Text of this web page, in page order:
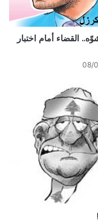
القضاء أمام اختبار
08/